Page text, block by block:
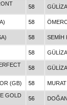
58
58
58 SEMİH
58
58
(GB) 58
GOLD
56